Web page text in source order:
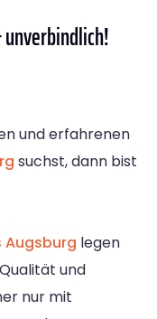
und erfahrenen
suchst, dann bist
Augsburg legen
und
nur mit